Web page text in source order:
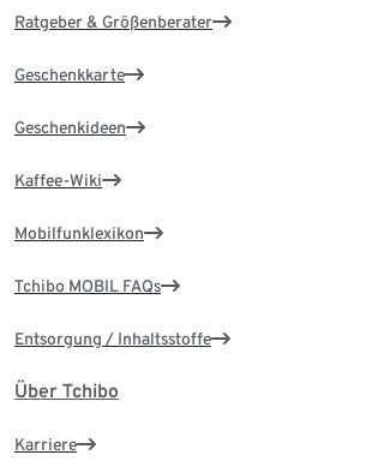
Ratgeber & Größenberater
Geschenkkarte
Geschenkideen
Kaffee-Wiki
Mobilfunklexikon
Tchibo MOBIL FAQs
Entsorgung / Inhaltsstoffe
Über Tchibo
Karriere